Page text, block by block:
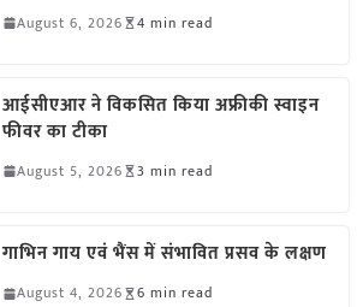
August 6, 2026 4 min read
आईसीएआर ने विकसित किया अफ्रीकी स्वाइन
फीवर का टीका
August 5, 2026 3 min read
गाभिन गाय एवं भैंस में संभावित प्रसव के लक्षण
August 4, 2026 6 min read